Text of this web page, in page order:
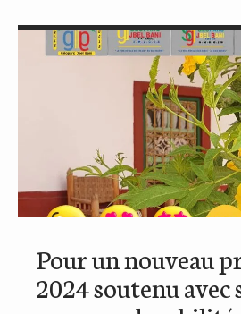
Pour un nouveau
2024 soutenu